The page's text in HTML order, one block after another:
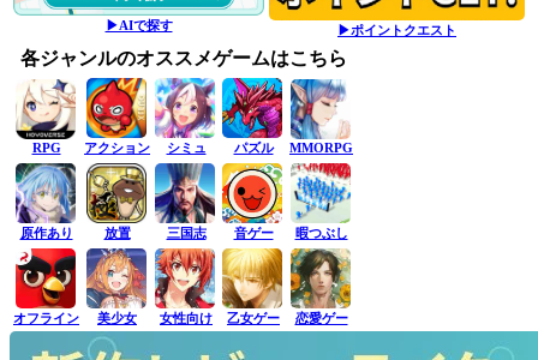
▶AIで探す ▶ポイントクエスト
各ジャンルのオススメゲームはこちら
RPG アクション シミュ パズル MMORPG
原作あり 放置 三国志 音ゲー 暇つぶし
オフライン 美少女 女性向け 乙女ゲー 恋愛ゲー